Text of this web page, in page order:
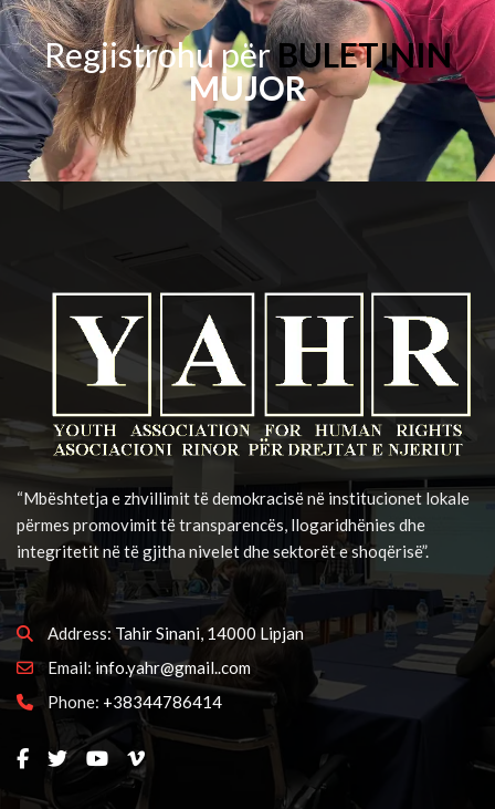
Regjistrohu përBULETININ
MUJOR
“Mbështetja e zhvillimit të demokracisë në institucionet lokale
përmes promovimit të transparencës, llogaridhënies dhe
integritetit në të gjitha nivelet dhe sektorët e shoqërisë”.
Address: Tahir Sinani, 14000 Lipjan
Email: info.yahr@gmail..com
Phone: +38344786414